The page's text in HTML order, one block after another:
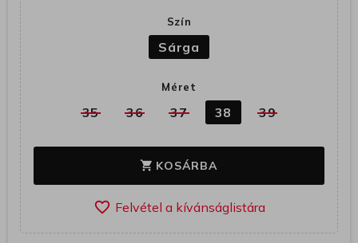
Szín
Sárga
Méret
35 36 37 38 39
shopping_cart KOSÁRBA
favorite_border